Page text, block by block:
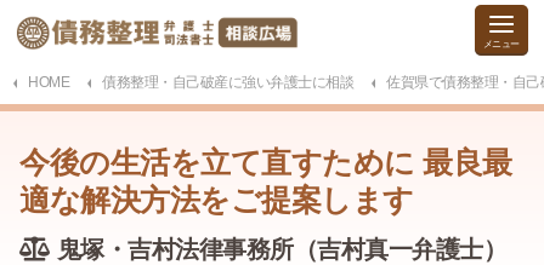
HOME 債務整理・自己破産に強い弁護士に相談 佐賀県で債務整理・自
今後の生活を立て直すために 最良最
適な解決方法をご提案します
鬼塚・吉村法律事務所（吉村真一弁護士）